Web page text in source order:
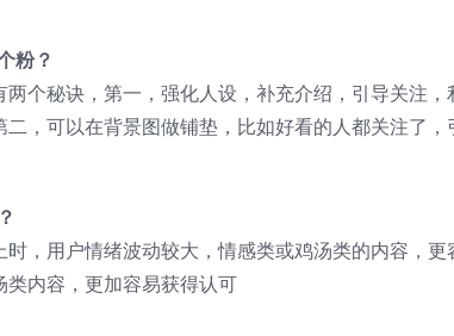
粉？
个秘诀，第一，强化人设，补充介绍，引导关注，
，可以在背景图做铺垫，比如好看的人都关注了，
，用户情绪波动较大，情感类或鸡汤类的内容，更
内容，更加容易获得认可